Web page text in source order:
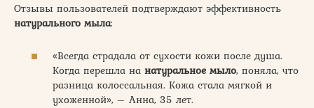
Отзывы пользователей подтверждают эффективность
натурального мыла:
«Всегда страдала от сухости кожи после душа.
Когда перешла на натуральное мыло, поняла, что
разница колоссальная. Кожа стала мягкой и
ухоженной», – Анна, 35 лет.